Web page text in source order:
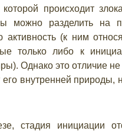
происходит
можно разделить на
(к ним
только либо к
Однако это отличие не
его внутренней
стадия инициации